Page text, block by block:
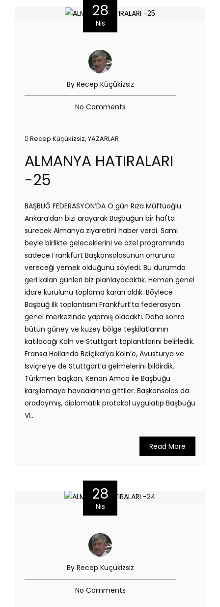
28
Nis
By Recep Küçükizsiz
No Comments
Recep Küçükizsiz, YAZARLAR
ALMANYA HATIRALARI
-25
BAŞBUĞ FEDERASYON’DA O gün Rıza Müftüoğlu
Ankara’dan bizi arayarak Başbuğun bir hafta
sürecek Almanya ziyaretini haber verdi. Sami
beyle birlikte geleceklerini ve özel programında
sadece Frankfurt Başkonsolosunun onuruna
vereceği yemek olduğunu söyledi. Bu durumda
geri kalan günleri biz planlayacaktık. Hemen genel
idare kurulunu toplama kararı aldık. Böylece
Başbuğ ilk toplantısını Frankfurt’ta federasyon
genel merkezinde yapmış olacaktı. Daha sonra
bütün güney ve kuzey bölge teşkilatlarının
katılacağı Köln ve Stuttgart toplantılarını belirledik.
Fransa Hollanda Belçika’ya Köln’e, Avusturya ve
İsviçre’ye de Stuttgart’a gelmelerini bildirdik.
Türkmen başkan, Kenan Amca ile Başbuğu
karşılamaya havaalanına gittiler. Başkonsolos da
oradaymış, diplomatik protokol uygulatıp Başbuğu
Vİ...
Read More
28
Nis
By Recep Küçükizsiz
No Comments